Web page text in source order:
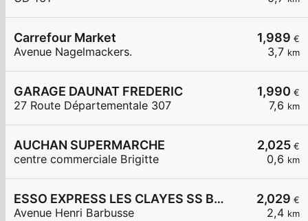
1,989 €
3,7 km
Carrefour Market
Avenue Nagelmackers.
1,990 €
7,6 km
GARAGE DAUNAT FREDERIC
27 Route Départementale 307
2,025 €
0,6 km
AUCHAN SUPERMARCHE
centre commerciale Brigitte
2,029 €
2,4 km
ESSO EXPRESS LES CLAYES SS BOIS LA VIGNERAIE
Avenue Henri Barbusse